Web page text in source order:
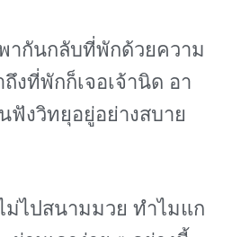
ากันกลับที่พักด้วยความ
งที่พักก็เจอเจ้านิด อา
ฟังวิทยุอยู่อย่างสบาย
ม่ไปสนามมวย ทําไมแก